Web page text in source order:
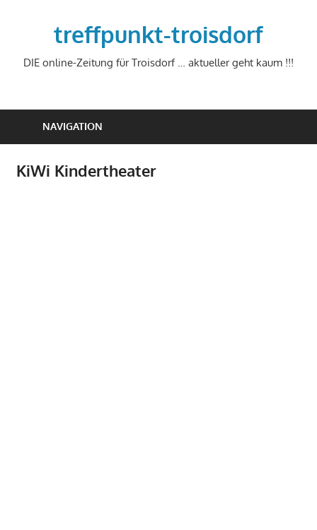
treffpunkt-troisdorf
DIE online-Zeitung für Troisdorf … aktueller geht kaum !!!
NAVIGATION
KiWi Kindertheater